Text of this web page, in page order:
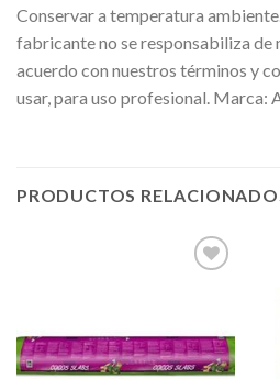
Conservar a temperatura
fabricante no se responsabiliza de
acuerdo con nuestros términos y
usar, para uso profesional. Marca:
PRODUCTOS
a la
lista de
deseos